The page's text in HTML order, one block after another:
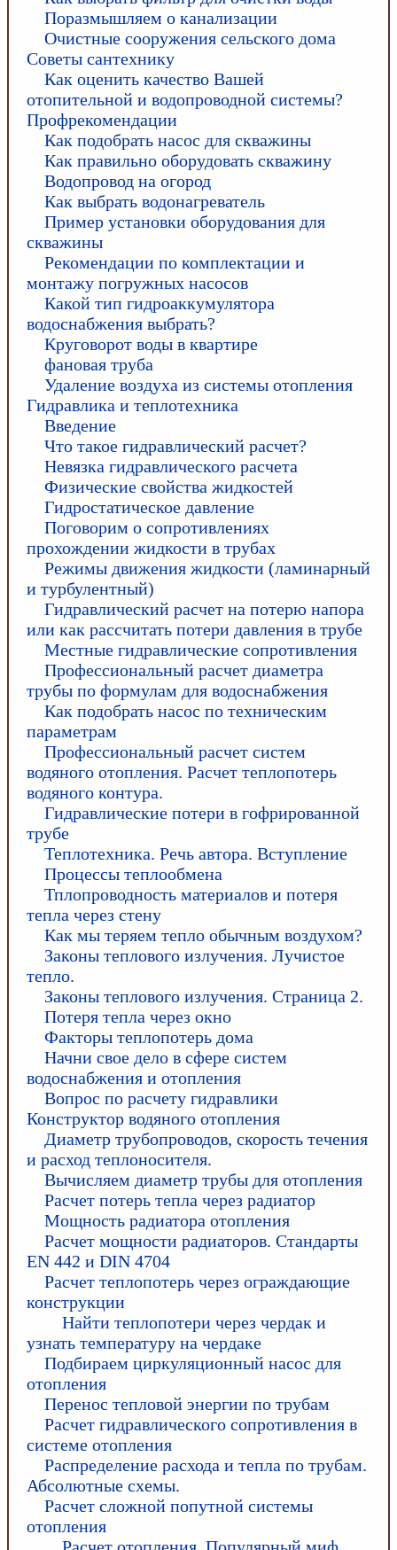
Поразмышляем о канализации
Очистные сооружения сельского дома
Советы сантехнику
Как оценить качество Вашей
отопительной и водопроводной системы?
Профрекомендации
Как подобрать насос для скважины
Как правильно оборудовать скважину
Водопровод на огород
Как выбрать водонагреватель
Пример установки оборудования для
скважины
Рекомендации по комплектации и
монтажу погружных насосов
Какой тип гидроаккумулятора
водоснабжения выбрать?
Круговорот воды в квартире
фановая труба
Удаление воздуха из системы отопления
Гидравлика и теплотехника
Введение
Что такое гидравлический расчет?
Невязка гидравлического расчета
Физические свойства жидкостей
Гидростатическое давление
Поговорим о сопротивлениях
прохождении жидкости в трубах
Режимы движения жидкости (ламинарный
и турбулентный)
Гидравлический расчет на потерю напора
или как рассчитать потери давления в трубе
Местные гидравлические сопротивления
Профессиональный расчет диаметра
трубы по формулам для водоснабжения
Как подобрать насос по техническим
параметрам
Профессиональный расчет систем
водяного отопления. Расчет теплопотерь
водяного контура.
Гидравлические потери в гофрированной
трубе
Теплотехника. Речь автора. Вступление
Процессы теплообмена
Тплопроводность материалов и потеря
тепла через стену
Как мы теряем тепло обычным воздухом?
Законы теплового излучения. Лучистое
тепло.
Законы теплового излучения. Страница 2.
Потеря тепла через окно
Факторы теплопотерь дома
Начни свое дело в сфере систем
водоснабжения и отопления
Вопрос по расчету гидравлики
Конструктор водяного отопления
Диаметр трубопроводов, скорость течения
и расход теплоносителя.
Вычисляем диаметр трубы для отопления
Расчет потерь тепла через радиатор
Мощность радиатора отопления
Расчет мощности радиаторов. Стандарты
EN 442 и DIN 4704
Расчет теплопотерь через ограждающие
конструкции
Найти теплопотери через чердак и
узнать температуру на чердаке
Подбираем циркуляционный насос для
отопления
Перенос тепловой энергии по трубам
Расчет гидравлического сопротивления в
системе отопления
Распределение расхода и тепла по трубам.
Абсолютные схемы.
Расчет сложной попутной системы
отопления